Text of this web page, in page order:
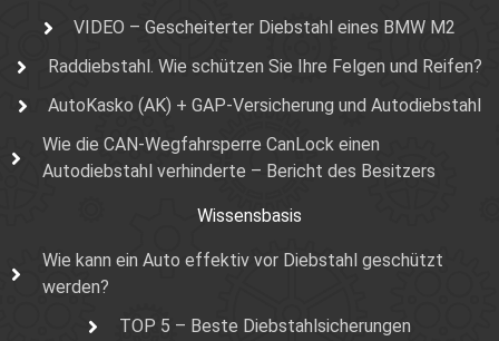
VIDEO – Gescheiterter Diebstahl eines BMW M2
Raddiebstahl. Wie schützen Sie Ihre Felgen und Reifen?
AutoKasko (AK) + GAP-Versicherung und Autodiebstahl
Wie die CAN-Wegfahrsperre CanLock einen
Autodiebstahl verhinderte – Bericht des Besitzers
Wissensbasis
Wie kann ein Auto effektiv vor Diebstahl geschützt
werden?
TOP 5 – Beste Diebstahlsicherungen